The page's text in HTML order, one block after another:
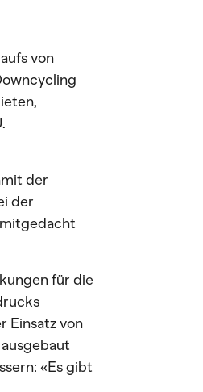
von
der
der
für die
Einsatz von
«Es gibt